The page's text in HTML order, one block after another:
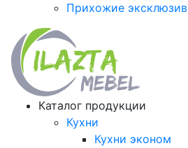
Прихожие эксклюзив
Каталог продукции
Кухни
Кухни эконом